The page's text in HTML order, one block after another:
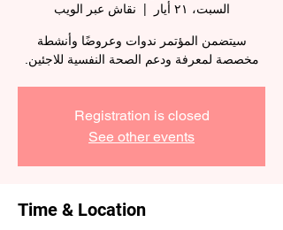
السبت، ٢١ أيار نقاش عبر الويب
سيتضمن المؤتمر ندوات وعروضًا وأنشطة
مخصصة لمعرفة ودعم الصحة النفسية للاجئين.
Registration is closed
See other events
Time & Location